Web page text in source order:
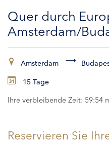
KABINEN
Quer durch
Amsterdam/
Amsterdam
15 Tage
Ihre verbleibende Zeit: 59:53
Reservieren Sie